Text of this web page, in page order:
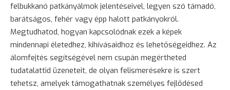
felbukkanó patkányálmok jelentéseivel, legyen szó támadó,
barátságos, fehér vagy épp halott patkányokról.
Megtudhatod, hogyan kapcsolódnak ezek a képek
mindennapi életedhez, kihívásaidhoz és lehetőségeidhez. Az
álomfejtés segítségével nem csupán megértheted
tudatalattid üzeneteit, de olyan felismerésekre is szert
tehetsz, amelyek támogathatnak személyes fejlődésed